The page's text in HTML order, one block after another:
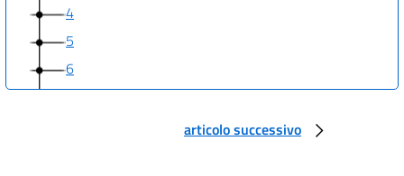
4
5
6
7
articolo successivo